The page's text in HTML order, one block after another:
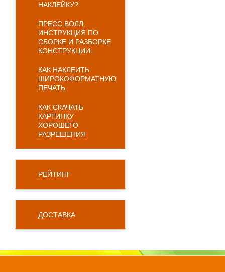
НАКЛЕЙКУ?
ПРЕСС ВОЛЛ.
ИНСТРУКЦИЯ ПО
СБОРКЕ И РАЗБОРКЕ
КОНСТРУКЦИИ.
КАК НАКЛЕИТЬ
ШИРОКОФОРМАТНУЮ
ПЕЧАТЬ
КАК СКАЧАТЬ
КАРТИНКУ
ХОРОШЕГО
РАЗРЕШЕНИЯ
РЕЙТИНГ
ДОСТАВКА